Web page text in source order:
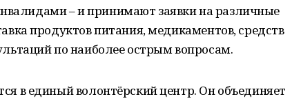
– и принимают заявки на различные
продуктов питания, медикаментов, средств
по наиболее острым вопросам.
в единый волонтёрский центр. Он объединяет